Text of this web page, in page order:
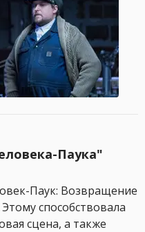
Паука"
Паук: Возвращение
способствовала
сцена, а также